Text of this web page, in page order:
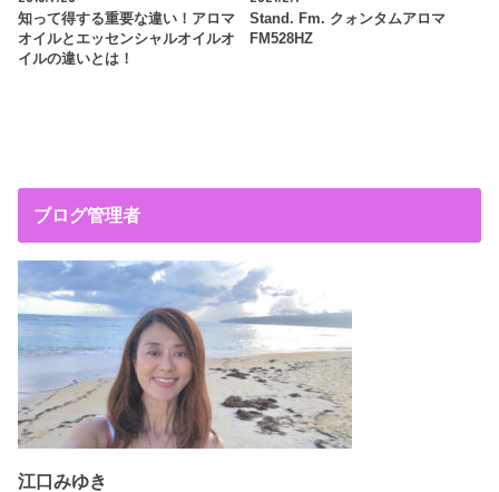
知って得する重要な違い！アロマ
オイルとエッセンシャルオイルオ
イルの違いとは！
Stand. Fm. クォンタムアロマ
FM528HZ
ブログ管理者
江口みゆき